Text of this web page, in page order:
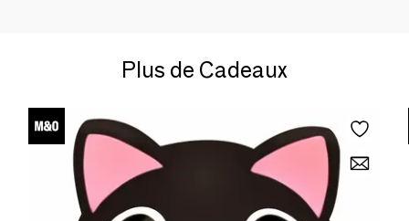
Plus de Cadeaux